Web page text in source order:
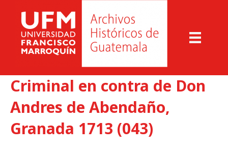
Criminal en contra de Don
Andres de Abendaño,
Granada 1713 (043)